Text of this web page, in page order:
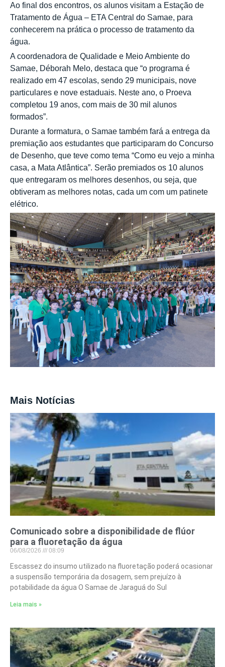
Ao final dos encontros, os alunos visitam a Estação de
Tratamento de Água – ETA Central do Samae, para
conhecerem na prática o processo de tratamento da
água.
A coordenadora de Qualidade e Meio Ambiente do
Samae, Déborah Melo, destaca que “o programa é
realizado em 47 escolas, sendo 29 municipais, nove
particulares e nove estaduais. Neste ano, o Proeva
completou 19 anos, com mais de 30 mil alunos
formados”.
Durante a formatura, o Samae também fará a entrega da
premiação aos estudantes que participaram do Concurso
de Desenho, que teve como tema “Como eu vejo a minha
casa, a Mata Atlântica”. Serão premiados os 10 alunos
que entregaram os melhores desenhos, ou seja, que
obtiveram as melhores notas, cada um com um patinete
elétrico.
Mais Notícias
Comunicado sobre a disponibilidade de flúor
para a fluoretação da água
06/08/2026 08:09
Escassez do insumo utilizado na fluoretação poderá ocasionar
a suspensão temporária da dosagem, sem prejuízo à
potabilidade da água O Samae de Jaraguá do Sul
Leia mais »